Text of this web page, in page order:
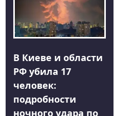
В Киеве и области
РФ убила 17
человек:
подробности
ночного удара по